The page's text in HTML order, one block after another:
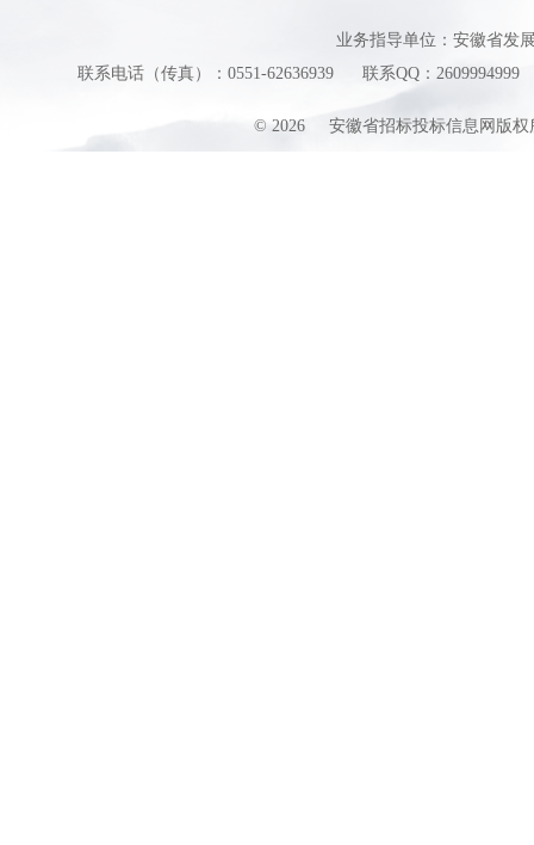
业务指导单位：安徽省发
联系电话（传真）：0551-62636939
联系QQ：2609994999
© 2026 安徽省招标投标信息网版